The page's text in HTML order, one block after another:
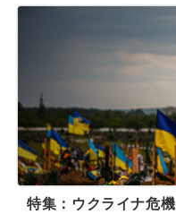
特集：ウクライナ危機